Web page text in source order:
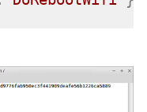
Fi模块